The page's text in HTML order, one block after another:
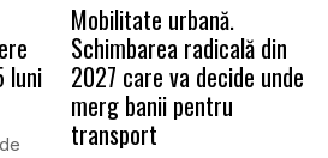
luni
Mobilitate urbană.
Schimbarea radicală din
2027 care va decide unde
merg banii pentru
transport